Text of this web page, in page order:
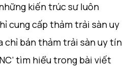
kiến trúc sư luôn
cung cấp thảm trải sàn uy
chỉ bán thảm trải sàn uy tín
tìm hiểu trong bài viết